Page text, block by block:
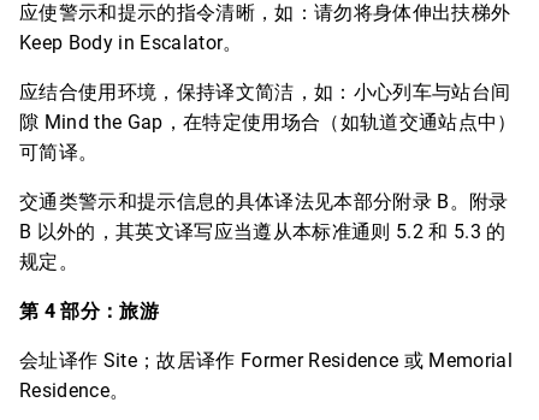
应使警示和提示的指令清晰，如：请勿将身体伸出扶梯外
Keep Body in Escalator。
应结合使用环境，保持译文简洁，如：小心列车与站台间
隙 Mind the Gap，在特定使用场合（如轨道交通站点中）
可简译。
交通类警示和提示信息的具体译法见本部分附录 B。附录
B 以外的，其英文译写应当遵从本标准通则 5.2 和 5.3 的
规定。
第 4 部分：旅游
会址译作 Site；故居译作 Former Residence 或 Memorial
Residence。